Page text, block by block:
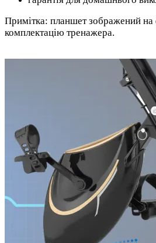
Примітка: планшет зображений на
комплектацію тренажера.